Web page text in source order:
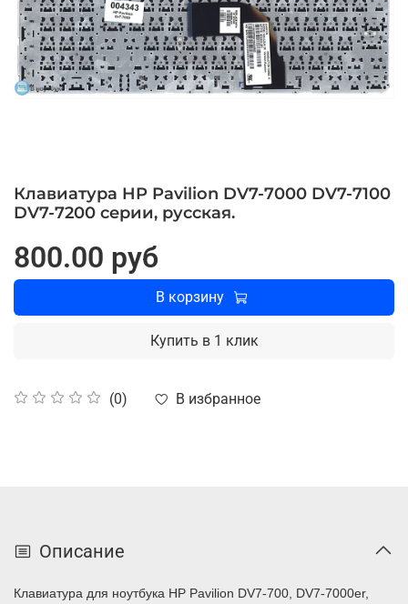
Клавиатура HP Pavilion DV7-7000 DV7-7100
DV7-7200 серии, русская.
(0) В избранное
800.00 руб
В корзину
Купить в 1 клик
Описание
Клавиатура для ноутбука HP Pavilion DV7-700, DV7-7000er,